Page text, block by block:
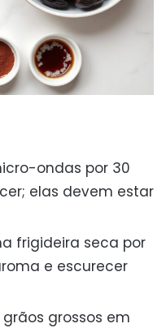
ondas por 30
elas devem estar
frigideira seca por
e escurecer
grossos em